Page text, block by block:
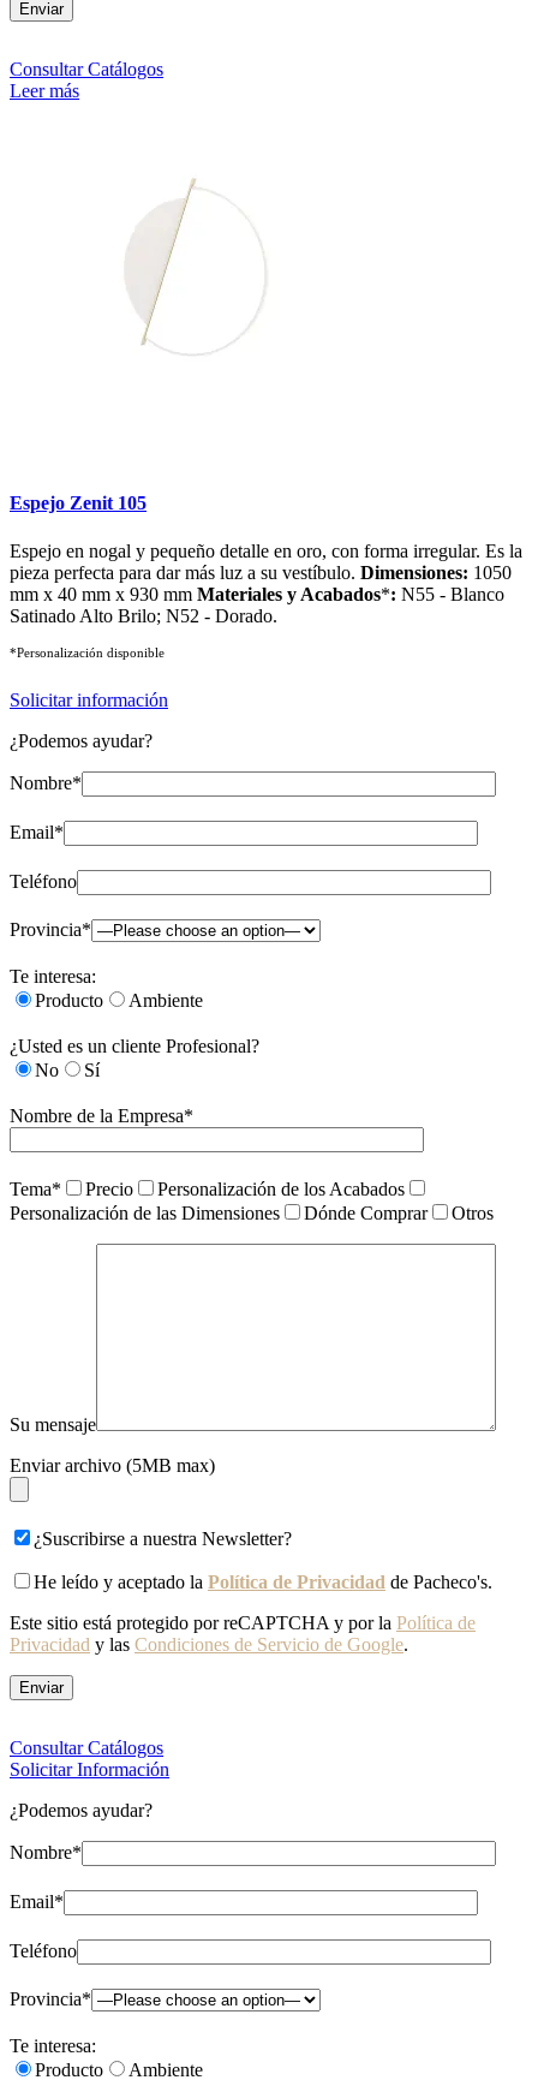
Consultar Catálogos
Leer más
Espejo Zenit 105
Espejo en nogal y pequeño detalle en oro, con forma irregular. Es la
pieza perfecta para dar más luz a su vestíbulo. Dimensiones: 1050
mm x 40 mm x 930 mm Materiales y Acabados*: N55 - Blanco
Satinado Alto Brilo; N52 - Dorado.
*Personalización disponible
Solicitar información
¿Podemos ayudar?
Nombre*
Email*
Teléfono
Provincia*
Te interesa:
Producto
Ambiente
¿Usted es un cliente Profesional?
No
Sí
Nombre de la Empresa*
Tema* Precio
Personalización de los Acabados
Personalización de las Dimensiones
Dónde Comprar Otros
Su mensaje
Enviar archivo (5MB max)
¿Suscribirse a nuestra Newsletter?
He leído y aceptado la Política de Privacidad de Pacheco's.
Este sitio está protegido por reCAPTCHA y por la Política de
Privacidad y las Condiciones de Servicio de Google.
Consultar Catálogos
Solicitar Información
¿Podemos ayudar?
Nombre*
Email*
Teléfono
Provincia*
Te interesa:
Producto
Ambiente